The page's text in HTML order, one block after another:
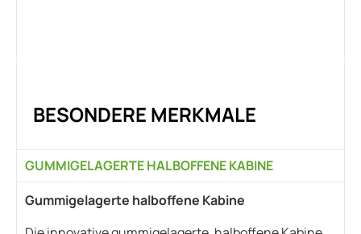
BESONDERE MERKMALE
GUMMIGELAGERTE HALBOFFENE KABINE
Gummigelagerte halboffene Kabine